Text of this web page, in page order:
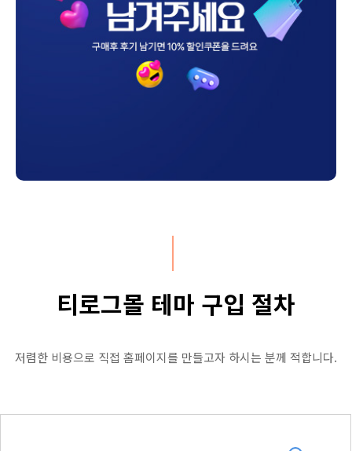
티로그몰 테마 구입 절차
저렴한 비용으로 직접 홈페이지를 만들고자 하시는 분께 적합니다.